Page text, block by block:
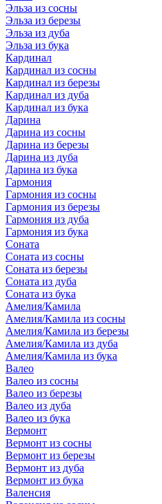
Эльза из сосны
Эльза из березы
Эльза из дуба
Эльза из бука
Кардинал
Кардинал из сосны
Кардинал из березы
Кардинал из дуба
Кардинал из бука
Дарина
Дарина из сосны
Дарина из березы
Дарина из дуба
Дарина из бука
Гармония
Гармония из сосны
Гармония из березы
Гармония из дуба
Гармония из бука
Соната
Соната из сосны
Соната из березы
Соната из дуба
Соната из бука
Амелия/Камила
Амелия/Камила из сосны
Амелия/Камила из березы
Амелия/Камила из дуба
Амелия/Камила из бука
Валео
Валео из сосны
Валео из березы
Валео из дуба
Валео из бука
Вермонт
Вермонт из сосны
Вермонт из березы
Вермонт из дуба
Вермонт из бука
Валенсия